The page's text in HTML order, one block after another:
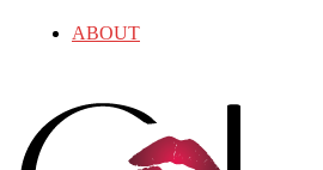
ABOUT